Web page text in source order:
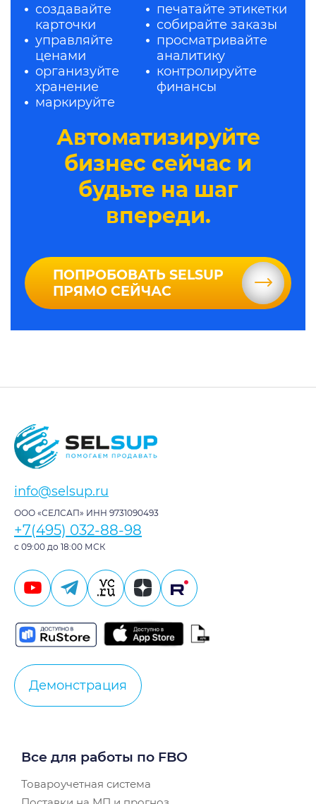
создавайте
карточки
управляйте
ценами
организуйте
хранение
маркируйте
печатайте этикетки
собирайте заказы
просматривайте
аналитику
контролируйте
финансы
Автоматизируйте
бизнес сейчас и
будьте на шаг
впереди.
ПОПРОБОВАТЬ SELSUP
ПРЯМО СЕЙЧАС
info@selsup.ru
ООО «СЕЛСАП» ИНН 9731090493
+7(495) 032-88-98
с 09:00 до 18:00 МСК
Демонстрация
Все для работы по FBO
Товароучетная система